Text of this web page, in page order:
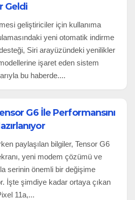
Geldi
geliştiriciler için kullanıma
yeni otomatik indirme
Siri arayüzündeki yenilikler
işaret eden sistem
bu haberde....
G6 İle Performansını
paylaşılan bilgiler, Tensor G6
yeni modem çözümü ve
serinin önemli bir değişime
İşte şimdiye kadar ortaya çıkan
11a,...